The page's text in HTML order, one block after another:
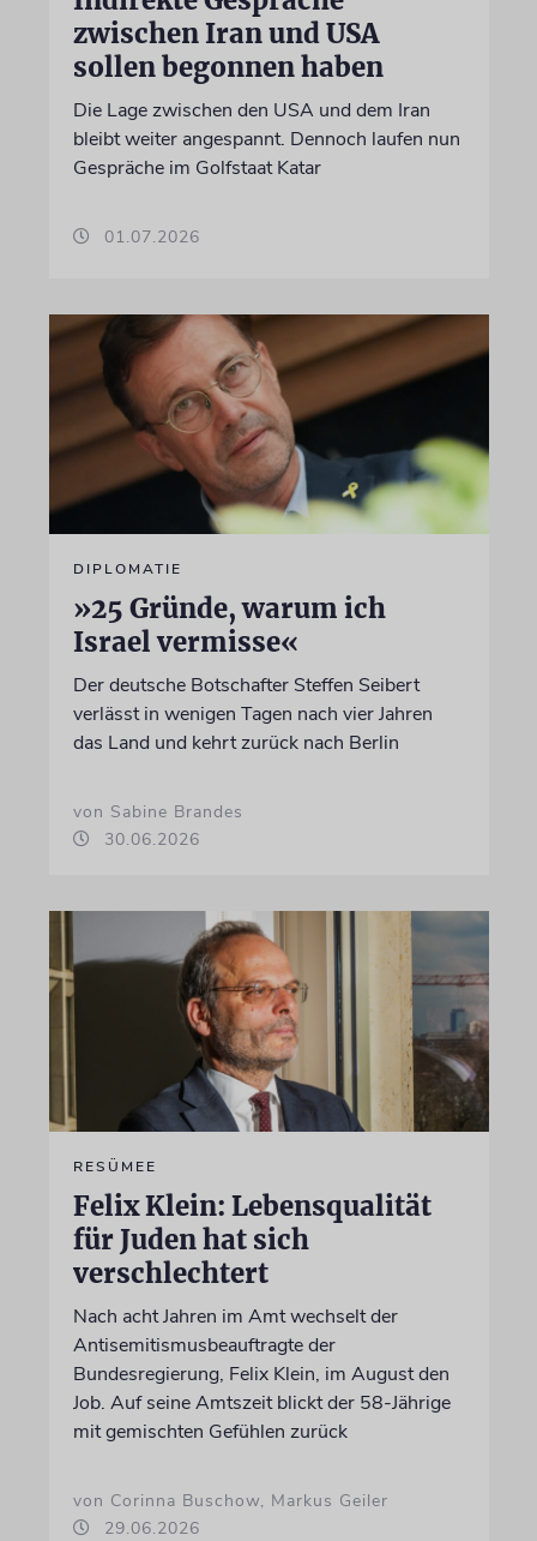
zwischen Iran und USA
sollen begonnen haben
Die Lage zwischen den USA und dem Iran
bleibt weiter angespannt. Dennoch laufen nun
Gespräche im Golfstaat Katar
01.07.2026
DIPLOMATIE
»25 Gründe, warum ich
Israel vermisse«
Der deutsche Botschafter Steffen Seibert
verlässt in wenigen Tagen nach vier Jahren
das Land und kehrt zurück nach Berlin
von Sabine Brandes
30.06.2026
RESÜMEE
Felix Klein: Lebensqualität
für Juden hat sich
verschlechtert
Nach acht Jahren im Amt wechselt der
Antisemitismusbeauftragte der
Bundesregierung, Felix Klein, im August den
Job. Auf seine Amtszeit blickt der 58-Jährige
mit gemischten Gefühlen zurück
von Corinna Buschow, Markus Geiler
29.06.2026